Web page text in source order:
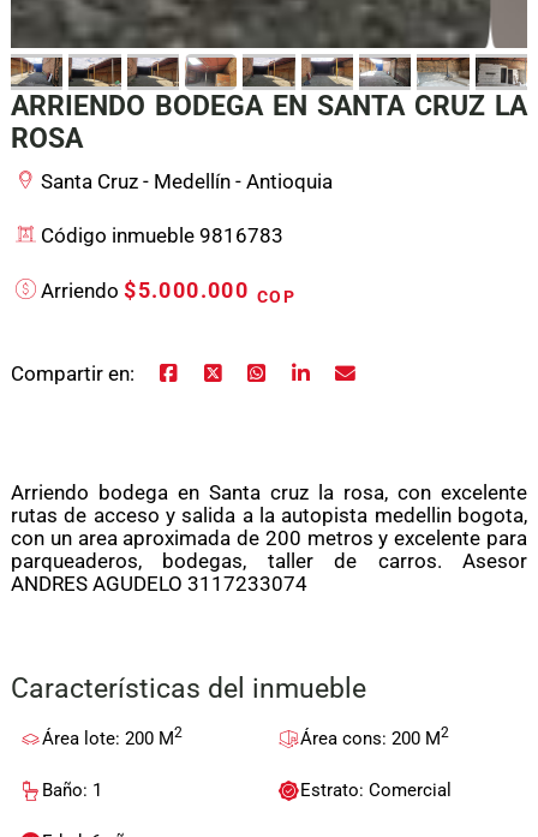
ARRIENDO BODEGA EN SANTA CRUZ LA
ROSA
Santa Cruz - Medellín - Antioquia
Código inmueble 9816783
Arriendo$5.000.000COP
Compartir en:
Arriendo bodega en Santa cruz la rosa, con excelente
rutas de acceso y salida a la autopista medellin bogota,
con un area aproximada de 200 metros y excelente para
parqueaderos, bodegas, taller de carros. Asesor
ANDRES AGUDELO 3117233074
Características del inmueble
Área lote: 200 M2 Área cons: 200 M2
Baño: 1 Estrato: Comercial